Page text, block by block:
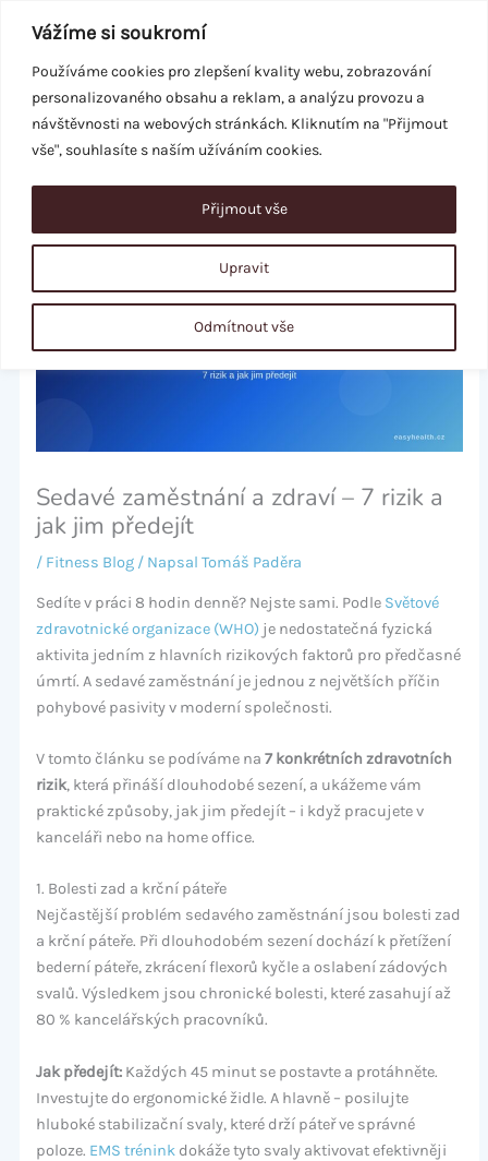
Vážíme si soukromí
Používáme cookies pro zlepšení kvality webu, zobrazování
personalizovaného obsahu a reklam, a analýzu provozu a
návštěvnosti na webových stránkách. Kliknutím na "Přijmout
vše", souhlasíte s naším užíváním cookies.
Upravit
Odmítnout vše
Přijmout vše
obsah
REZERVACE
Sedavé zaměstnání a zdraví – 7 rizik a
jak jim předejít
/ Fitness Blog/ Napsal Tomáš Paděra
Sedíte v práci 8 hodin denně? Nejste sami. Podle Světové
zdravotnické organizace (WHO) je nedostatečná fyzická
aktivita jedním z hlavních rizikových faktorů pro předčasné
úmrtí. A sedavé zaměstnání je jednou z největších příčin
pohybové pasivity v moderní společnosti.
V tomto článku se podíváme na 7 konkrétních zdravotních
rizik, která přináší dlouhodobé sezení, a ukážeme vám
praktické způsoby, jak jim předejít – i když pracujete v
kanceláři nebo na home office.
1. Bolesti zad a krční páteře
Nejčastější problém sedavého zaměstnání jsou bolesti zad
a krční páteře. Při dlouhodobém sezení dochází k přetížení
bederní páteře, zkrácení flexorů kyčle a oslabení zádových
svalů. Výsledkem jsou chronické bolesti, které zasahují až
80 % kancelářských pracovníků.
Jak předejít:Každých 45 minut se postavte a protáhněte.
Investujte do ergonomické židle. A hlavně – posilujte
hluboké stabilizační svaly, které drží páteř ve správné
poloze. EMS tréninkdokáže tyto svaly aktivovat efektivněji